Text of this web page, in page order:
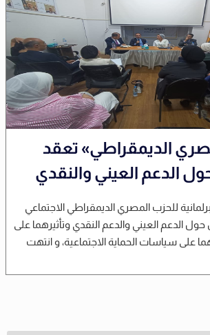
الديمقراطي» تعقد
الدعم العيني والنقدي
للحزب المصري الديمقراطي الاجتماعي
الدعم العيني والدعم النقدي وتأثيرهما على
على سياسات الحماية الاجتماعية، و انتهت